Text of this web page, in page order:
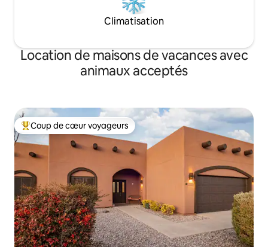
Climatisation
Location de maisons de vacances avec
animaux acceptés
Coups de cœur voyageurs les plus appréciés
Coup de cœur voyageurs